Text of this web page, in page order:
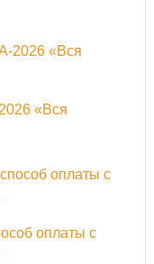
«Вся
оплаты с